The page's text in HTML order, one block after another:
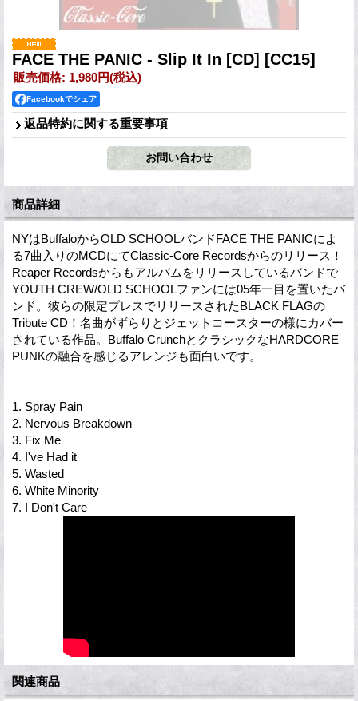
FACE THE PANIC - Slip It In [CD] [CC15]
販売価格: 1,980円(税込)
Facebookでシェア
返品特約に関する重要事項
商品詳細
NYはBuffaloからOLD SCHOOLバンドFACE THE PANICによ
る7曲入りのMCDにてClassic-Core Recordsからのリリース！
Reaper Recordsからもアルバムをリリースしているバンドで
YOUTH CREW/OLD SCHOOLファンには05年一目を置いたバ
ンド。彼らの限定プレスでリリースされたBLACK FLAGの
Tribute CD！名曲がずらりとジェットコースターの様にカバー
されている作品。Buffalo CrunchとクラシックなHARDCORE
PUNKの融合を感じるアレンジも面白いです。
1. Spray Pain
2. Nervous Breakdown
3. Fix Me
4. I've Had it
5. Wasted
6. White Minority
7. I Don't Care
関連商品